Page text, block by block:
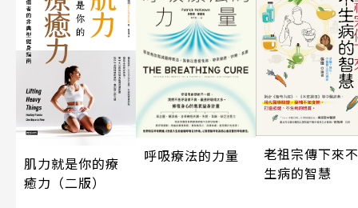
肌力就是你的療
癒力（二版）
呼吸療法的力量
老祖宗傳下來不
生病的智慧